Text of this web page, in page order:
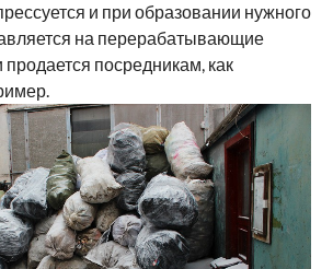
и при образовании нужного
на перерабатывающие
посредникам, как